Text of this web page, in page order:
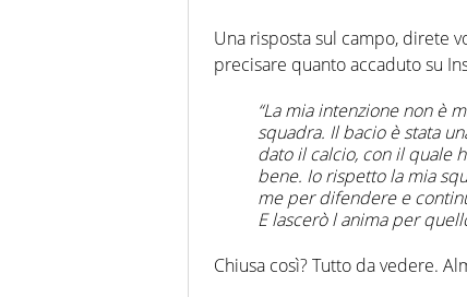
Una risposta sul campo, direte
precisare quanto accaduto su
“La mia intenzione non è
squadra. Il bacio è stata
dato il calcio, con il quale
bene. Io rispetto la mia
me per difendere e
E lascerò l anima per
Chiusa così? Tutto da vedere.